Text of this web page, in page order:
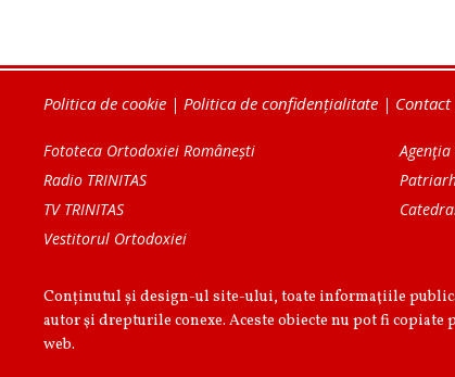
Politica de cookie | Politica de confidențialitate | Contact
Fototeca Ortodoxiei Românești
Radio TRINITAS
TV TRINITAS
Vestitorul Ortodoxiei
Agenţia
Conținutul și design-ul site-ului, toate informaţiile
autor şi drepturile conexe. Aceste obiecte nu pot fi
web.